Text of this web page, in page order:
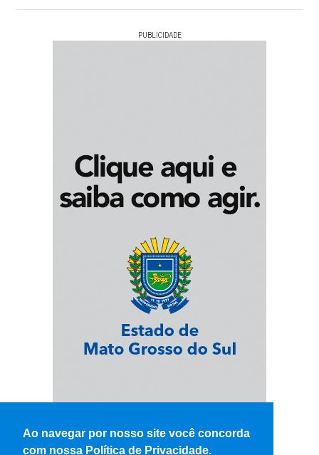
Ao navegar por nosso site você concorda
com nossa Política de Privacidade.
PUBLICIDADE